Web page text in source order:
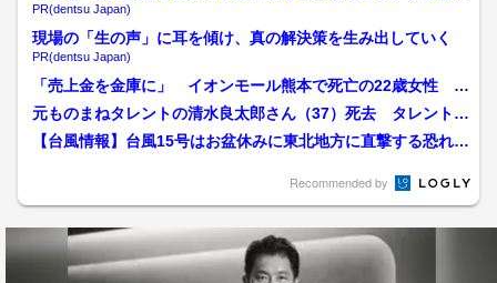
へ
PR(dentsu Japan)
現場の「生の声」に耳を傾け、真の解決策を生み出していく
PR(dentsu Japan)
「売上金を金庫に」 イオンモール熊本で死亡の22歳女性 勤
務店運営会社の指示受け...
元ものまねタレントの清水良太郎さん（37）死去 タレント・
清水アキラさんの息子
【台風情報】台風15号はお盆休みに東北地方に直撃する恐れ
Recommended by